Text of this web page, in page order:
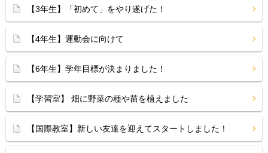
【3年生】「初めて」をやり遂げた！
【4年生】運動会に向けて
【6年生】学年目標が決まりました！
【学習室】 畑に野菜の種や苗を植えました
【国際教室】新しい友達を迎えてスタートしました！